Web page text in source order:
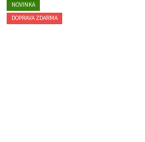
NOVINKA
DOPRAVA ZDARMA